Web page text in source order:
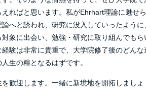
ればと思います。私がEhrhart理論に魅せ
へと誘われ、研究に没入していったように
象に出会い、勉強・研究に取り組んでもら
験は非常に貴重で、大学院修了後のどんな
生の糧となるはずです。
歓迎します。一緒に新境地を開拓しましょ